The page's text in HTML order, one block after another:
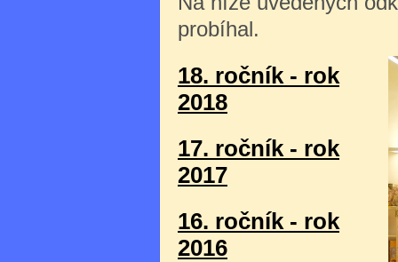
probíhal.
18. ročník - rok
2018
17. ročník - rok
2017
16. ročník - rok
2016